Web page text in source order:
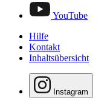
YouTube
Hilfe
Kontakt
Inhaltsübersicht
Instagram